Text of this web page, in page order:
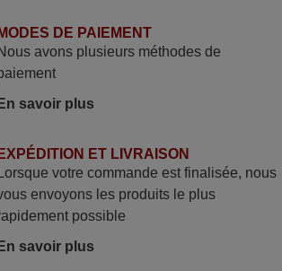
Super Service
Je suis très content de cet achat. Cette
télécommande est d'une efficacité
étonnante. Alors que la télécommande
d'origine ne fonctionnait plus
(probablement le LED à changer), et que
MODES DE PAIEMENT
avons plusieurs méthodes de
En savoir plus
EXPÉDITION ET LIVRAISON
Lorsque votre commande est finalisée, nous
envoyons les produits le plus
possible
En savoir plus